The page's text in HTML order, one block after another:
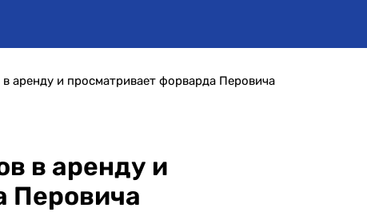
аренду и просматривает форварда Перовича
в аренду и
Перовича